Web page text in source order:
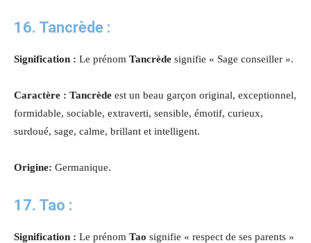
16. Tancrède :
Signification : Le prénom Tancrède signifie « Sage conseiller ».
Caractère : Tancrède est un beau garçon original, exceptionnel,
formidable, sociable, extraverti, sensible, émotif, curieux,
surdoué, sage, calme, brillant et intelligent.
Origine: Germanique.
17. Tao :
Signification : Le prénom Tao signifie « respect de ses parents »